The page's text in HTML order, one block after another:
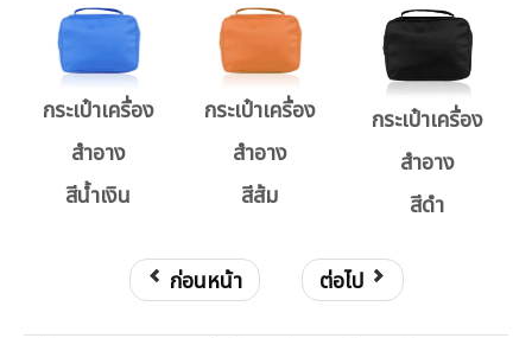
กระเป๋าเครื่อง
สำอาง
สีน้ำเงิน
กระเป๋าเครื่อง
สำอาง
สีส้ม
กระเป๋าเครื่อง
สำอาง
สีดำ
ก่อนหน้า ต่อไป